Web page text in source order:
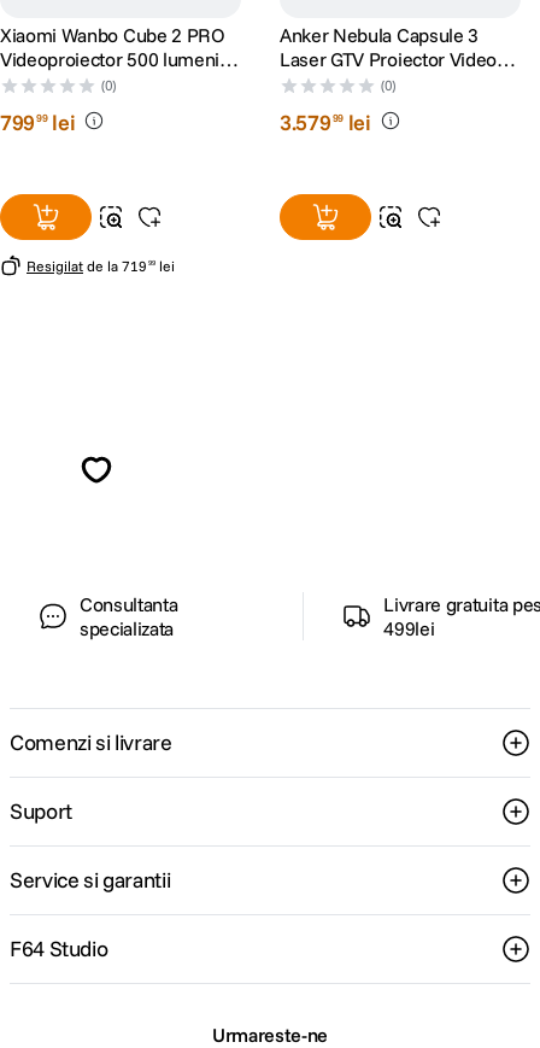
Xiaomi Wanbo Cube 2 PRO
Videoproiector 500 lumeni
Full HD 1920x1080 Android
TV 11 Verde
(0)
79999 lei
Resigilat de la 719 99 lei
Anker Nebula Capsule 3
Laser GTV Proiector Video
Portabil 1080p WiFi 300
ANSI Lumeni Dolby Digital
Negru
(0)
3.57999 lei
Consultanta
specializata
Livrare gratuita
499lei
Comenzi si livrare
Suport
Service si garantii
F64 Studio
Urmareste-ne